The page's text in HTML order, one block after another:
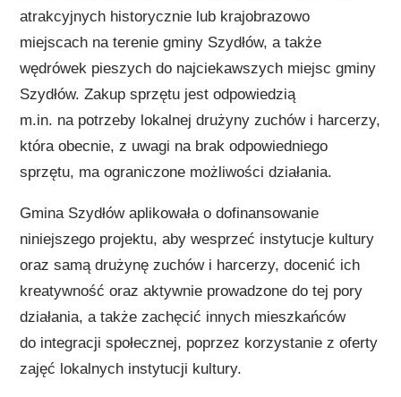
atrakcyjnych historycznie lub krajobrazowo
miejscach na terenie gminy Szydłów, a także
wędrówek pieszych do najciekawszych miejsc gminy
Szydłów. Zakup sprzętu jest odpowiedzią
m.in. na potrzeby lokalnej drużyny zuchów i harcerzy,
która obecnie, z uwagi na brak odpowiedniego
sprzętu, ma ograniczone możliwości działania.
Gmina Szydłów aplikowała o dofinansowanie
niniejszego projektu, aby wesprzeć instytucje kultury
oraz samą drużynę zuchów i harcerzy, docenić ich
kreatywność oraz aktywnie prowadzone do tej pory
działania, a także zachęcić innych mieszkańców
do integracji społecznej, poprzez korzystanie z oferty
zajęć lokalnych instytucji kultury.